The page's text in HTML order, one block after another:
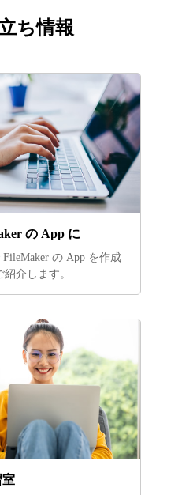
ち情報
の App に
の App を作成
介します。